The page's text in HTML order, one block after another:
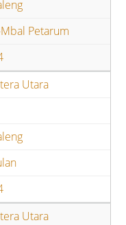
Petarum
Utara
Utara